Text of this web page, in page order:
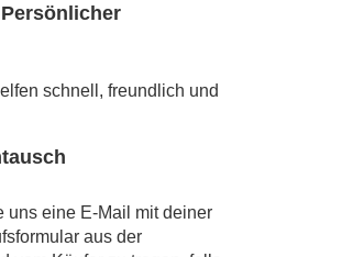
Persönlicher
schnell, freundlich und
uns eine E-Mail mit deiner
aus der